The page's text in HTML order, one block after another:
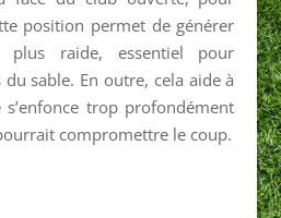
position permet de générer
plus raide, essentiel pour
sable. En outre, cela aide à
trop profondément
compromettre le coup.